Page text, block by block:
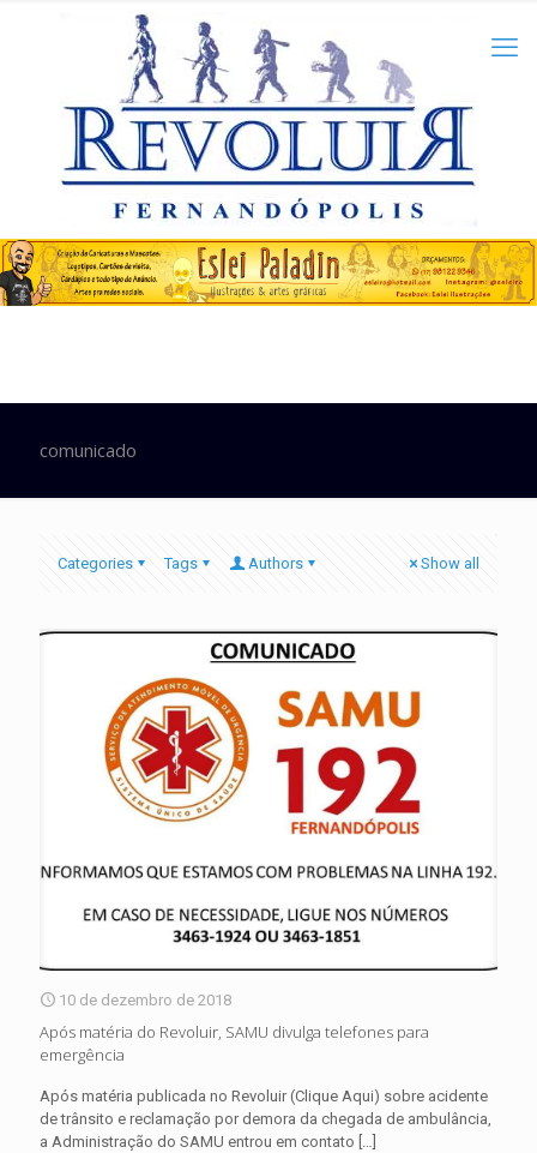
comunicado
Categories Tags Authors Show all
10 de dezembro de 2018
Após matéria do Revoluir, SAMU divulga telefones para
emergência
Após matéria publicada no Revoluir (Clique Aqui) sobre acidente
de trânsito e reclamação por demora da chegada de ambulância,
a Administração do SAMU entrou em contato […]